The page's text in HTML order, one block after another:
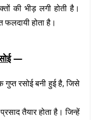
की भीड़ लगी होती है।
फलदायी होता है।
—
रसोई बनी हुई है, जिसे
तैयार होता है। जिन्हें